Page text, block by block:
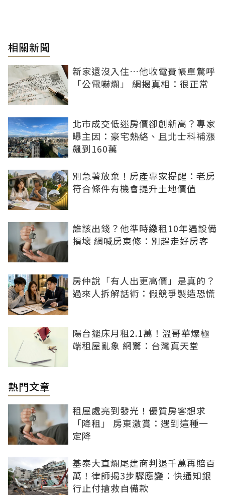
相關新聞
新家還沒入住…他收電費帳單驚呼
「公電嚇爛」 網揭真相：很正常
北市成交低迷房價卻創新高？專家
曝主因：豪宅熱絡、且北士科補漲
飆到160萬
別急著放棄！房產專家提醒：老房
符合條件有機會提升土地價值
誰該出錢？他準時繳租10年遇設備
損壞 網喊房東修：別趕走好房客
房仲說「有人出更高價」是真的？
過來人拆解話術：假競爭製造恐慌
陽台擺床月租2.1萬！溫哥華爆極
端租屋亂象 網驚：台灣真天堂
熱門文章
租屋處亮到發光！優質房客想求
「降租」 房東激賞：遇到這種一
定降
基泰大直爛尾建商判退千萬再賠百
萬！律師揭3步驟應變：快通知銀
行止付搶救自備款